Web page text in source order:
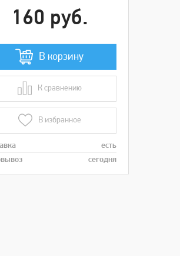
160 руб.
В корзину
К сравнению
В сравнении
В избранное
есть
сегодня